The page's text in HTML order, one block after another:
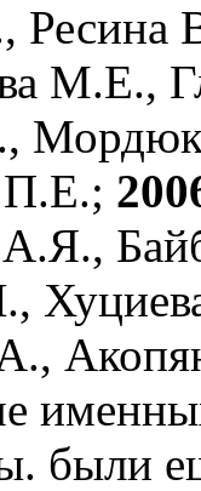
Ресина
М.Е.,
П.Е.;
были